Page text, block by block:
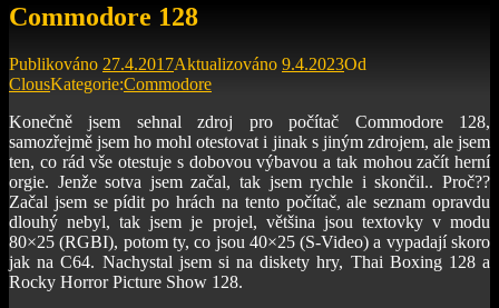
Commodore 128
Publikováno 27.4.2017Aktualizováno 9.4.2023Od
ClousKategorie:Commodore
Konečně jsem sehnal zdroj pro počítač Commodore 128,
samozřejmě jsem ho mohl otestovat i jinak s jiným zdrojem, ale jsem
ten, co rád vše otestuje s dobovou výbavou a tak mohou začít herní
orgie. Jenže sotva jsem začal, tak jsem rychle i skončil.. Proč??
Začal jsem se pídit po hrách na tento počítač, ale seznam opravdu
dlouhý nebyl, tak jsem je projel, většina jsou textovky v modu
80×25 (RGBI), potom ty, co jsou 40×25 (S-Video) a vypadají skoro
jak na C64. Nachystal jsem si na diskety hry, Thai Boxing 128 a
Rocky Horror Picture Show 128.